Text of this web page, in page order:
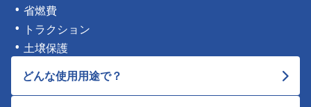
省燃費
トラクション
土壌保護
どんな使用用途で？